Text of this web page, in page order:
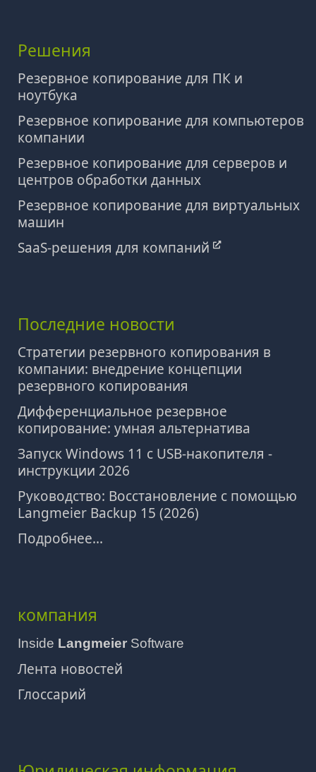
Решения
Резервное копирование для ПК и
ноутбука
Резервное копирование для компьютеров
компании
Резервное копирование для серверов и
центров обработки данных
Резервное копирование для виртуальных
машин
SaaS-решения для компаний
Последние новости
Стратегии резервного копирования в
компании: внедрение концепции
резервного копирования
Дифференциальное резервное
копирование: умная альтернатива
Запуск Windows 11 с USB-накопителя -
инструкции 2026
Руководство: Восстановление с помощью
Langmeier Backup 15 (2026)
Подробнее...
компания
Inside Langmeier Software
Лента новостей
Глоссарий